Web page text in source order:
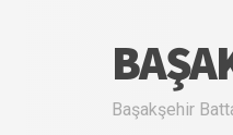
Başakşehir